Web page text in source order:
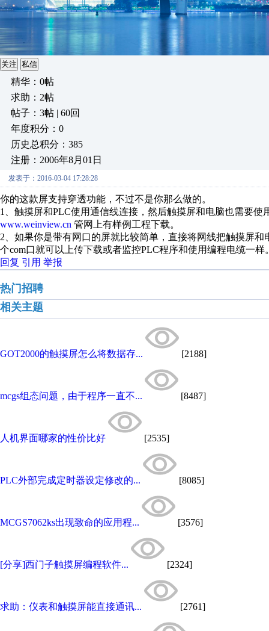
关注 私信
精华：0帖
求助：2帖
帖子：3帖 | 60回
年度积分：0
历史总积分：385
注册：2006年8月01日
发表于：2016-03-04 17:28:28
你的这款屏支持穿透功能，不过不是你那么做的。
1、触摸屏和PLC使用通信线连接，然后触摸屏和电脑也需要
www.weinview.cn 管网上有样例工程下载。
2、如果你是带有网口的屏就比较简单，直接将网线把触摸屏
个com口就可以上传下载或者监控PLC程序和使用编程电缆一样
回复 引用 举报
热门招聘
相关主题
GOT2000的触摸屏怎么将数据存... [2188]
mcgs组态问题，由于程序一直不... [8487]
人机界面哪家的性价比好 [2535]
PLC外部完成定时器设定修改的... [8085]
MCGS7062ks出现致命的应用程... [3576]
[分享]西门子触摸屏编程软件... [2324]
求助：仪表和触摸屏能直接通讯... [2761]